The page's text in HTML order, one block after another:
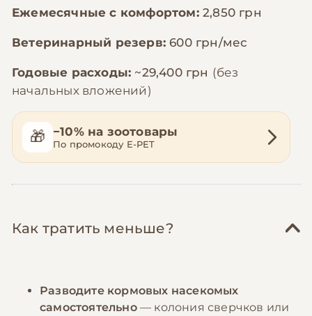
Ежемесячные с комфортом: 2,850 грн
Ветеринарный резерв:600 грн/мес
Годовые расходы: ~29,400 грн (без
начальных вложений)
🎁 −10% на зоотовары
По промокоду E-PET
Как тратить меньше?
Разводите кормовых насекомых
самостоятельно— колония сверчков или